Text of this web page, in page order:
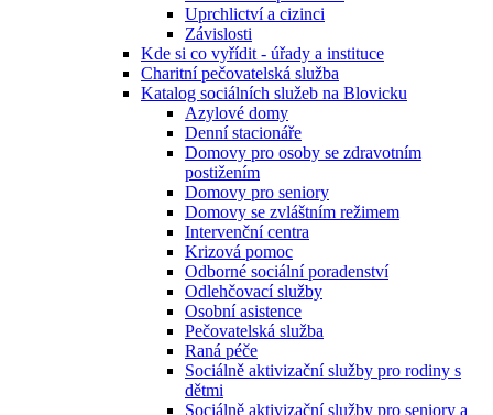
Uprchlictví a cizinci
Závislosti
Kde si co vyřídit - úřady a instituce
Charitní pečovatelská služba
Katalog sociálních služeb na Blovicku
Azylové domy
Denní stacionáře
Domovy pro osoby se zdravotním
postižením
Domovy pro seniory
Domovy se zvláštním režimem
Intervenční centra
Krizová pomoc
Odborné sociální poradenství
Odlehčovací služby
Osobní asistence
Pečovatelská služba
Raná péče
Sociálně aktivizační služby pro rodiny s
dětmi
Sociálně aktivizační služby pro seniory a